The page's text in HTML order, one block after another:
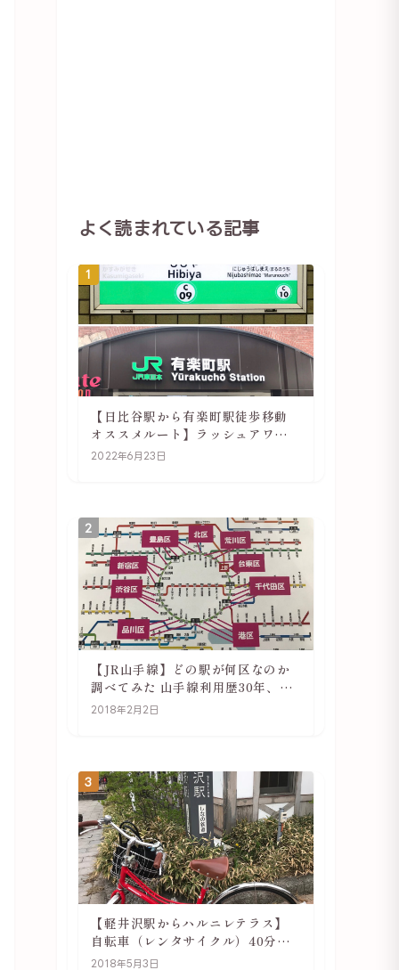
よく読まれている記事
1
【日比谷駅から有楽町駅徒歩移動
オススメルート】ラッシュアワー
でも快適
2022年6月23日
2
【JR山手線】どの駅が何区なのか
調べてみた 山手線利用歴30年、私
の考察
2018年2月2日
3
【軽井沢駅からハルニレテラス】
自転車（レンタサイクル）40分で
行ける 軽井沢旅行は自転車利用が
2018年5月3日